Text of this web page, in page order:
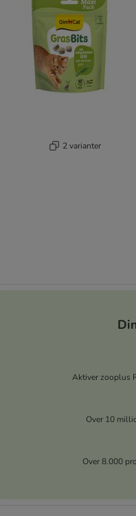
2 varianter
Aktiver zooplus
Over 10
Over 8.000